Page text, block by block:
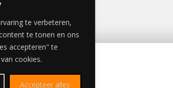
te verbeteren,
te tonen en ons
accepteren" te
cookies.
Accepteer alles